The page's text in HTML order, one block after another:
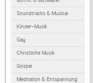
Soundtracks & Musical
Kinder-Musik
Gay
Christliche Musik
Gospel
Meditation & Entspannung